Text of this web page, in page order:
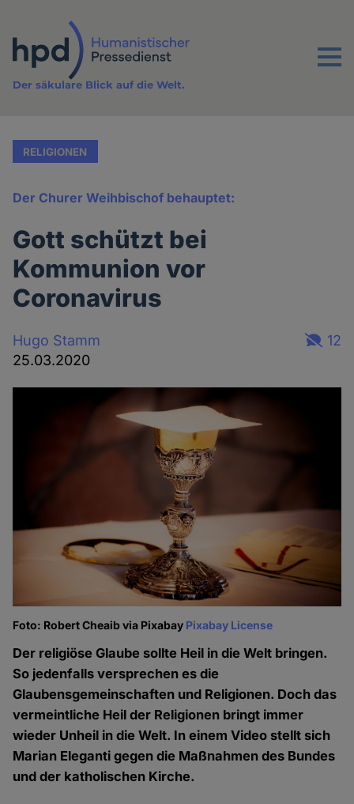
Inhalt
Menu
Der säkulare Blick auf die Welt.
RELIGIONEN
Der Churer Weihbischof behauptet:
Gott schützt bei
Kommunion vor
Coronavirus
Hugo Stamm
25.03.2020
12
Foto: Robert Cheaib via Pixabay Pixabay License
Der religiöse Glaube sollte Heil in die Welt bringen.
So jedenfalls versprechen es die
Glaubensgemeinschaften und Religionen. Doch das
vermeintliche Heil der Religionen bringt immer
wieder Unheil in die Welt. In einem Video stellt sich
Marian Eleganti gegen die Maßnahmen des Bundes
und der katholischen Kirche.